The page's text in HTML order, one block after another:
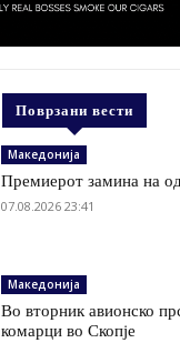
Поврзани вести
Македонија
Премиерот замина на
07.08.2026 23:41
Македонија
Во вторник авионско
комарци во Скопје